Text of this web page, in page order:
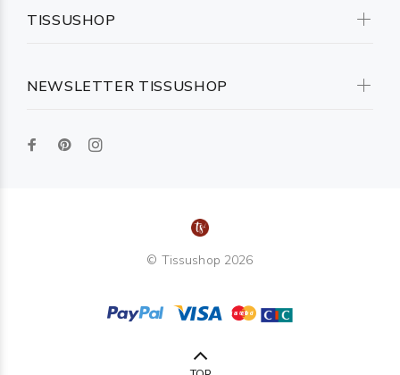
NEWSLETTER TISSUSHOP
TISSUSHOP
© Tissushop 2026